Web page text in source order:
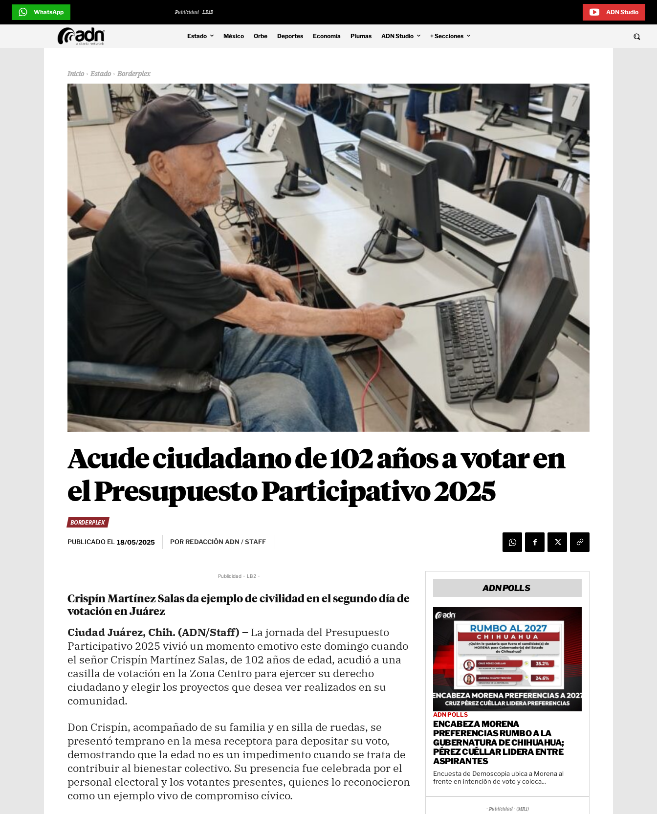
WhatsApp Publicidad - LB1B - ADN Studio
Estado México Orbe Deportes Economía Plumas ADN Studio + Secciones
Inicio Estado Borderplex
Acude ciudadano de 102 años a votar en
el Presupuesto Participativo 2025
BORDERPLEX
PUBLICADO EL 18/05/2025 POR REDACCIÓN ADN / STAFF
Publicidad - LB2 -
Crispín Martínez Salas da ejemplo de civilidad en el segundo día de
votación en Juárez
Ciudad Juárez, Chih. (ADN/Staff) – La jornada del Presupuesto
Participativo 2025 vivió un momento emotivo este domingo cuando
el señor Crispín Martínez Salas, de 102 años de edad, acudió a una
casilla de votación en la Zona Centro para ejercer su derecho
ciudadano y elegir los proyectos que desea ver realizados en su
comunidad.
Don Crispín, acompañado de su familia y en silla de ruedas, se
presentó temprano en la mesa receptora para depositar su voto,
demostrando que la edad no es un impedimento cuando se trata de
contribuir al bienestar colectivo. Su presencia fue celebrada por el
personal electoral y los votantes presentes, quienes lo reconocieron
como un ejemplo vivo de compromiso cívico.
ADN POLLS
ADN POLLS
ENCABEZA MORENA
PREFERENCIAS RUMBO A LA
GUBERNATURA DE CHIHUAHUA;
PÉREZ CUÉLLAR LIDERA ENTRE
ASPIRANTES
Encuesta de Demoscopia ubica a Morena al
frente en intención de voto y coloca...
- Publicidad - (MR1)